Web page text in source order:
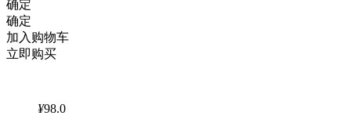
确定
确定
加入购物车
立即购买
¥98.0